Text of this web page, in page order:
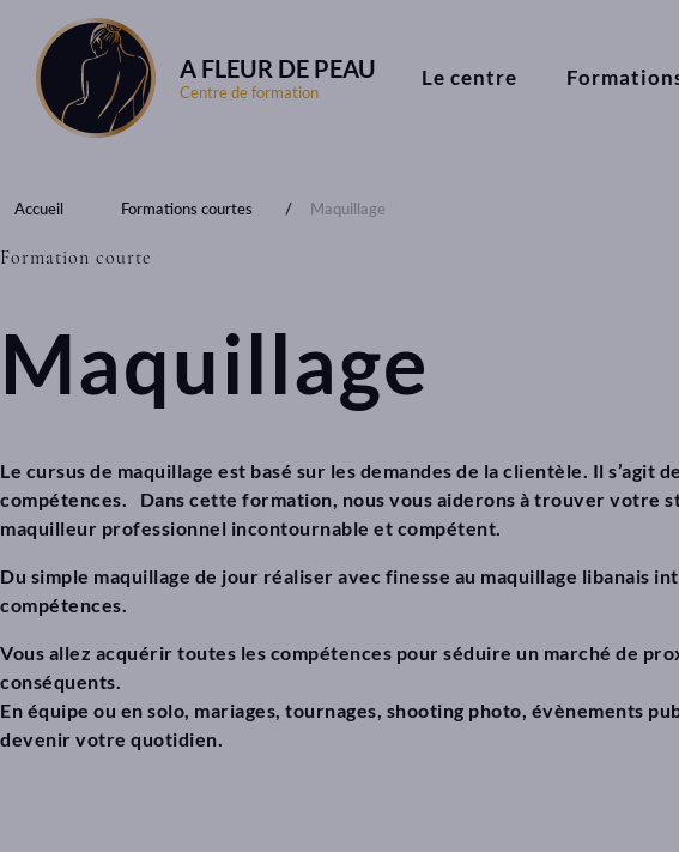
A FLEUR DE PEAU
Centre de formation
Le centre
Accueil Formations courtes Maquillage
Formation courte
Maquillage
Le cursus de maquillage est basé sur les demandes de la clientèle. Il
compétences. Dans cette formation, nous vous aiderons à trouver votre
maquilleur professionnel incontournable et compétent.
Du simple maquillage de jour réaliser avec finesse au maquillage libanais
compétences.
Vous allez acquérir toutes les compétences pour séduire un marché de
conséquents.
En équipe ou en solo, mariages, tournages, shooting photo, évènements
devenir votre quotidien.